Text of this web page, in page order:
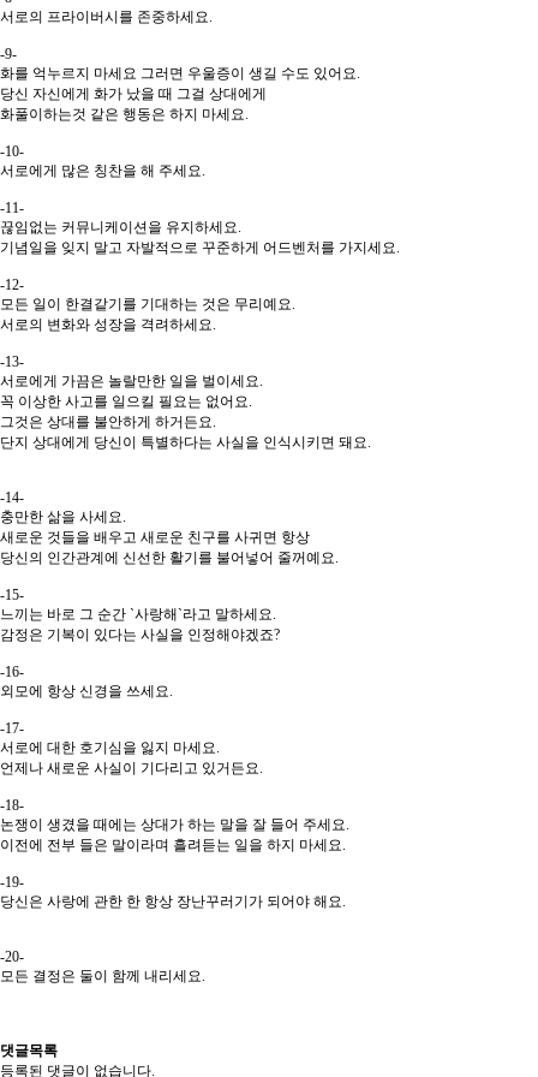
서로의 프라이버시를 존중하세요.
-9-
화를 억누르지 마세요 그러면 우울증이 생길 수도 있어요.
당신 자신에게 화가 났을 때 그걸 상대에게
화풀이하는것 같은 행동은 하지 마세요.
-10-
서로에게 많은 칭찬을 해 주세요.
-11-
끊임없는 커뮤니케이션을 유지하세요.
기념일을 잊지 말고 자발적으로 꾸준하게 어드벤처를 가지세요.
-12-
모든 일이 한결같기를 기대하는 것은 무리예요.
서로의 변화와 성장을 격려하세요.
-13-
서로에게 가끔은 놀랄만한 일을 벌이세요.
꼭 이상한 사고를 일으킬 필요는 없어요.
그것은 상대를 불안하게 하거든요.
단지 상대에게 당신이 특별하다는 사실을 인식시키면 돼요.
-14-
충만한 삶을 사세요.
새로운 것들을 배우고 새로운 친구를 사귀면 항상
당신의 인간관계에 신선한 활기를 불어넣어 줄꺼예요.
-15-
느끼는 바로 그 순간 `사랑해`라고 말하세요.
감정은 기복이 있다는 사실을 인정해야겠죠?
-16-
외모에 항상 신경을 쓰세요.
-17-
서로에 대한 호기심을 잃지 마세요.
언제나 새로운 사실이 기다리고 있거든요.
-18-
논쟁이 생겼을 때에는 상대가 하는 말을 잘 들어 주세요.
이전에 전부 들은 말이라며 흘려듣는 일을 하지 마세요.
-19-
당신은 사랑에 관한 한 항상 장난꾸러기가 되어야 해요.
-20-
모든 결정은 둘이 함께 내리세요.
댓글목록
등록된 댓글이 없습니다.